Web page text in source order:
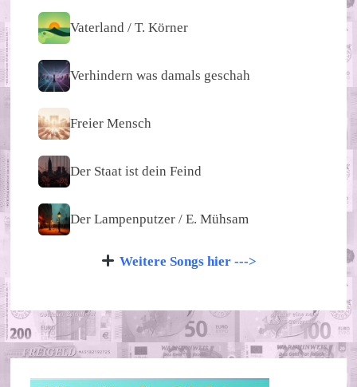
Vaterland / T. Körner
Verhindern was damals geschah
Freier Mensch
Der Staat ist dein Feind
Der Lampenputzer / E. Mühsam
Weitere Songs hier --->